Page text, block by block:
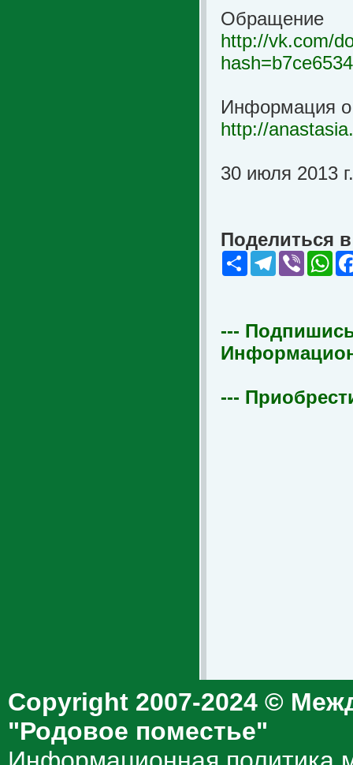
Обращение
http://vk.com/
Информация
http://
30 июля 2013
Поделиться
Share Telegram
Viber
---
---
Copyright 2007-2024 ©
"Родовое поместье"